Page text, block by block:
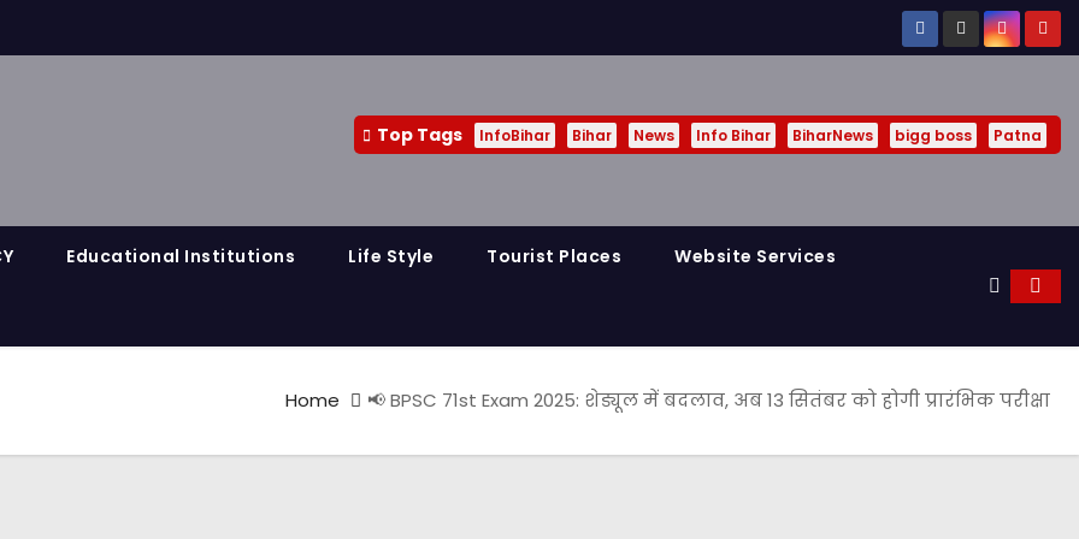
Top Tags InfoBihar Bihar News Info Bihar BiharNews bigg boss Patna
Educational Institutions Life Style Tourist Places Website Services
Home 📢 BPSC 71st Exam 2025: शेड्यूल में बदलाव, अब 13 सितंबर को होगी प्रारंभिक परीक्षा